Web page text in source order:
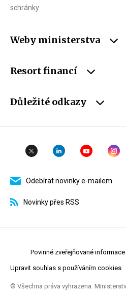
schránky
Weby ministerstva
Resort financí
Důležité odkazy
Odebírat novinky e-mailem
Novinky přes RSS
Povinné zveřejňované informace
Upravit souhlas s používáním cookies
© Všechna práva vyhrazena.